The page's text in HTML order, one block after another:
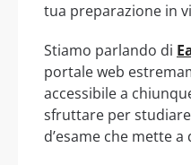
tua preparazione in
Stiamo parlando di
portale web
accessibile a
sfruttare per
d’esame che mette